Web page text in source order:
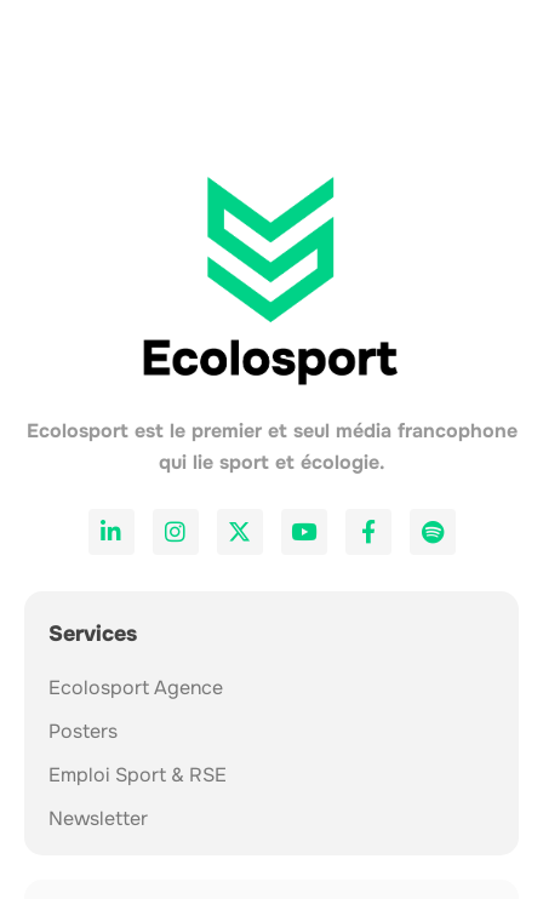
Ecolosport est le premier et seul média francophone
qui lie sport et écologie.
Services
Ecolosport Agence
Posters
Emploi Sport & RSE
Newsletter